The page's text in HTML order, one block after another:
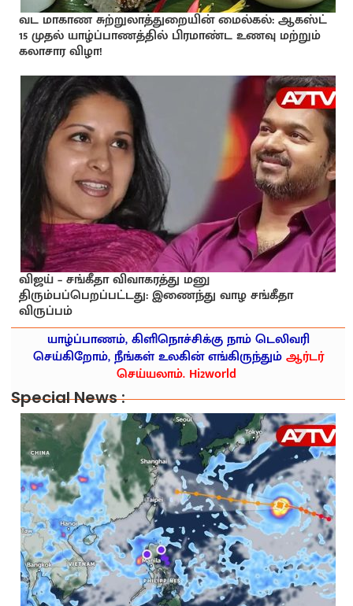
வட மாகாண சுற்றுலாத்துறையின் மைல்கல்: ஆகஸ்ட்
15 முதல் யாழ்ப்பாணத்தில் பிரமாண்ட உணவு மற்றும்
கலாசார விழா!
விஜய் – சங்கீதா விவாகரத்து மனு
திரும்பப்பெறப்பட்டது: இணைந்து வாழ சங்கீதா
விருப்பம்
யாழ்ப்பாணம், கிளிநொச்சிக்கு நாம் டெலிவரி
செய்கிறோம், நீங்கள் உலகின் எங்கிருந்தும்ஆர்டர்
செய்யலாம். Hi2world
Special News :